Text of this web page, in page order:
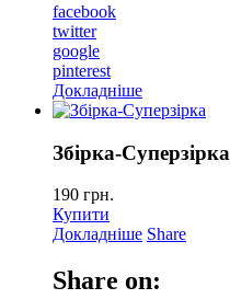
facebook
twitter
google
pinterest
Докладніше
Збiрка-Суперзiрка
190 грн.
Купити
Докладніше Share
Share on: